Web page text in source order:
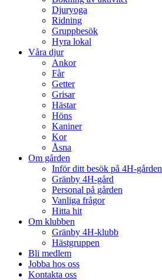
Djuryoga
Ridning
Gruppbesök
Hyra lokal
Våra djur
Ankor
Får
Getter
Grisar
Hästar
Höns
Kaniner
Kor
Åsna
Om gården
Inför ditt besök på 4H-gården
Gränby 4H-gård
Personal på gården
Vanliga frågor
Hitta hit
Om klubben
Gränby 4H-klubb
Hästgruppen
Bli medlem
Jobba hos oss
Kontakta oss